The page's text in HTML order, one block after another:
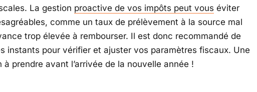
La gestion proactive de vos impôts peut vous éviter
comme un taux de prélèvement à la source mal
trop élevée à rembourser. Il est donc recommandé de
instants pour vérifier et ajuster vos paramètres fiscaux. Une
à prendre avant l’arrivée de la nouvelle année !